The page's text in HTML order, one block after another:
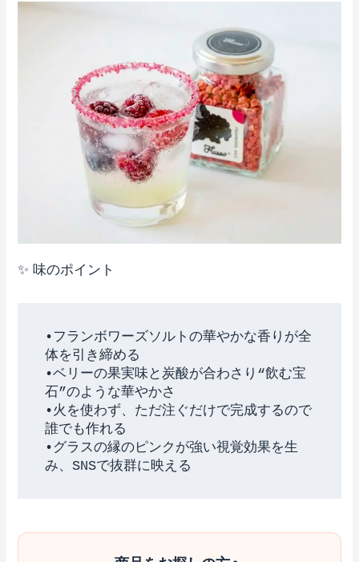
✨ 味のポイント
•フランボワーズソルトの華やかな香りが全
体を引き締める
•ベリーの果実味と炭酸が合わさり“飲む宝
石”のような華やかさ
•火を使わず、ただ注ぐだけで完成するので
誰でも作れる
•グラスの縁のピンクが強い視覚効果を生
み、SNSで抜群に映える